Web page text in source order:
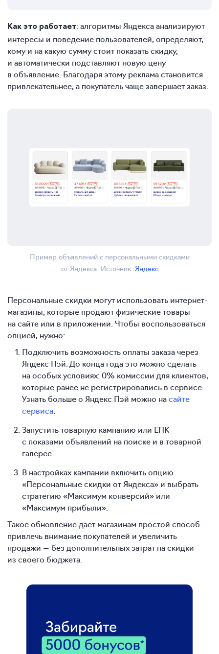
Как это работает: алгоритмы Яндекса анализируют
интересы и поведение пользователей, определяют,
кому и на какую сумму стоит показать скидку,
и автоматически подставляют новую цену
в объявление. Благодаря этому реклама становится
привлекательнее, а покупатель чаще завершает заказ.
Пример объявлений с персональными скидками
от Яндекса. Источник: Яндекс
Персональные скидки могут использовать интернет-
магазины, которые продают физические товары
на сайте или в приложении. Чтобы воспользоваться
опцией, нужно:
Подключить возможность оплаты заказа через
Яндекс Пэй. До конца года это можно сделать
на особых условиях: 0% комиссии для клиентов,
которые ранее не регистрировались в сервисе.
Узнать больше о Яндекс Пэй можно насайте
сервиса
Запустить товарную кампанию или ЕПК
с показами объявлений на поиске и в товарной
галерее.
В настройках кампании включить опцию
«Персональные скидки от Яндекса» и выбрать
стратегию «Максимум конверсий» или
«Максимум прибыли».
Такое обновление дает магазинам простой способ
привлечь внимание покупателей и увеличить
продажи — без дополнительных затрат на скидки
из своего бюджета.